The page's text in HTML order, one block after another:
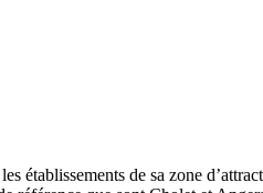
établissements de sa zone